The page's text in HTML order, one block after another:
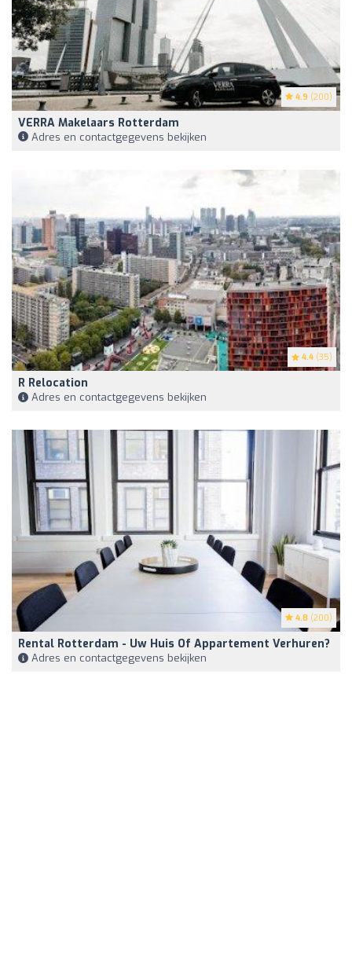
4.9 (200)
VERRA Makelaars Rotterdam
Adres en contactgegevens bekijken
4.4 (35)
R Relocation
Adres en contactgegevens bekijken
4.8 (200)
Rental Rotterdam - Uw Huis Of Appartement Verhuren?
Adres en contactgegevens bekijken